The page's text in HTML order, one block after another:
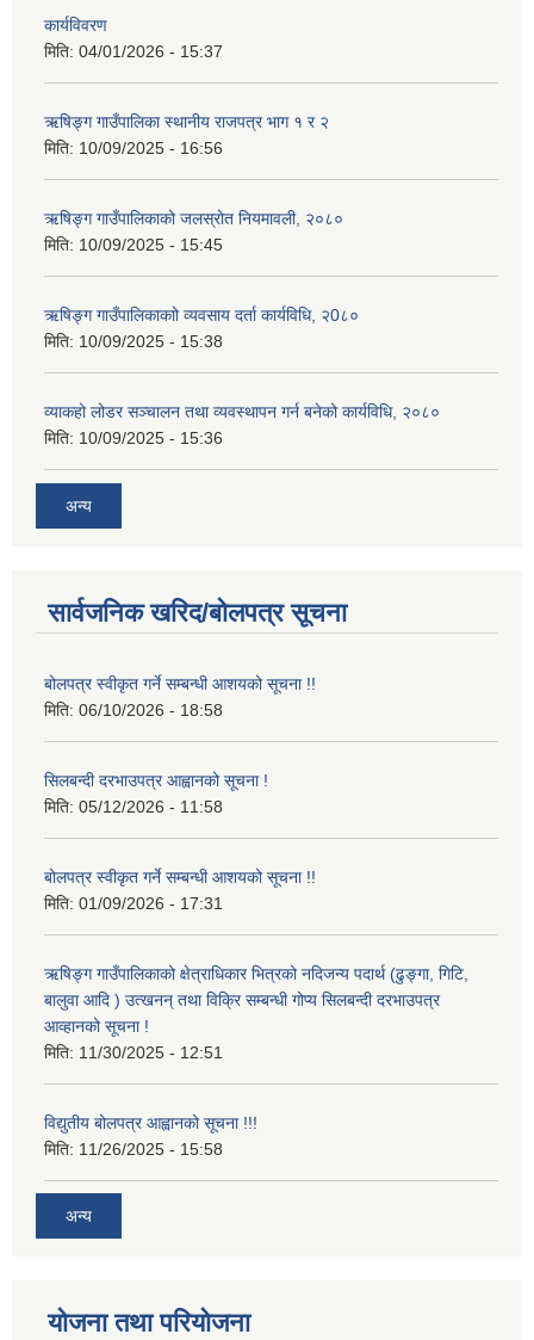
कार्यविवरण
मिति: 04/01/2026 - 15:37
ऋषिङ्ग गाउँपालिका स्थानीय राजपत्र भाग १ र २
मिति: 10/09/2025 - 16:56
ऋषिङ्ग गाउँपालिकाको जलस्रोत नियमावली, २०८०
मिति: 10/09/2025 - 15:45
ऋषिङ्ग गाउँपालिकाकाो व्यवसाय दर्ता कार्यविधि, २0८०
मिति: 10/09/2025 - 15:38
व्याकहो लोडर सञ्चालन तथा व्यवस्थापन गर्न बनेको कार्यविधि, २०८०
मिति: 10/09/2025 - 15:36
अन्य
सार्वजनिक खरिद/बोलपत्र सूचना
बोलपत्र स्वीकृत गर्ने सम्बन्धी आशयको सूचना !!
मिति: 06/10/2026 - 18:58
सिलबन्दी दरभाउपत्र आह्वानको सूचना !
मिति: 05/12/2026 - 11:58
बोलपत्र स्वीकृत गर्ने सम्बन्धी आशयको सूचना !!
मिति: 01/09/2026 - 17:31
ऋषिङ्ग गाउँपालिकाको क्षेत्राधिकार भित्रको नदिजन्य पदार्थ (ढुङ्गा, गिटि,
बालुवा आदि ) उत्खनन् तथा विक्रि सम्बन्धी गोप्य सिलबन्दी दरभाउपत्र
आव्हानको सूचना !
मिति: 11/30/2025 - 12:51
विद्युतीय बोलपत्र आह्वानको सूचना !!!
मिति: 11/26/2025 - 15:58
अन्य
योजना तथा परियोजना